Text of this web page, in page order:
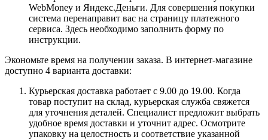
WebMoney и Яндекс.Деньги. Для совершения покупки
система перенаправит вас на страницу платежного
сервиса. Здесь необходимо заполнить форму по
инструкции.
Экономьте время на получении заказа. В интернет-магазине
доступно 4 варианта доставки:
Курьерская доставка работает с 9.00 до 19.00. Когда
товар поступит на склад, курьерская служба свяжется
для уточнения деталей. Специалист предложит выбрать
удобное время доставки и уточнит адрес. Осмотрите
упаковку на целостность и соответствие указанной